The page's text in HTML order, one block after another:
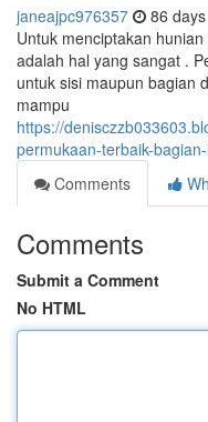
janeajpc976357 86
Untuk menciptakan
adalah hal yang sangat .
untuk sisi maupun bagian
mampu
https://
permukaan-terbaik-
Comments
Comments
Submit a Comment
No HTML